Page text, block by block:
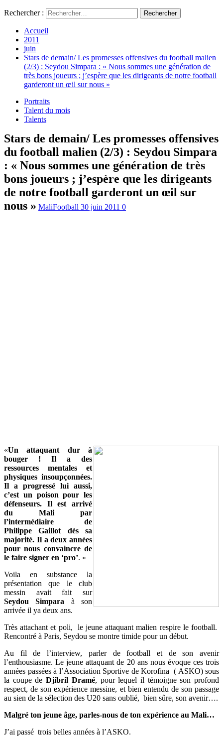
Rechercher :
Accueil
2011
juin
Stars de demain/ Les promesses offensives du football malien
(2/3) : Seydou Simpara : « Nous sommes une génération de
très bons joueurs ; j’espère que les dirigeants de notre football
garderont un œil sur nous »
Portraits
Talent du mois
Talents
Stars de demain/ Les promesses offensives
du football malien (2/3) : Seydou Simpara
: « Nous sommes une génération de très
bons joueurs ; j’espère que les dirigeants
de notre football garderont un œil sur
nous » MaliFootball 30 juin 2011 0
«Un attaquant dur à
bouger ! Il a des
ressources mentales et
physiques insoupçonnées.
Il a progressé lui aussi,
c’est un poison pour les
défenseurs. Il est arrivé
du Mali par
l’intermédiaire de
Philippe Gaillot dès sa
majorité. Il a deux années
pour nous convaincre de
le faire signer en ‘pro’. »
Voila en substance la
présentation que le club
messin avait fait sur
Seydou Simpara à son
arrivée il ya deux ans.
Très attachant et poli, le jeune attaquant malien respire le football.
Rencontré à Paris, Seydou se montre timide pour un début.
Au fil de l’interview, parler de football et de son avenir
l’enthousiasme. Le jeune attaquant de 20 ans nous évoque ces trois
années passées à l’Association Sportive de Korofina ( ASKO) sous
la coupe deDjibril Dramé, pour lequel il témoigne son profond
respect, de son expérience messine, et bien entendu de son passage
au sien de la sélection des U20 sans oublié, bien sûre, son avenir….
Malgré ton jeune âge, parles-nous de ton expérience au Mali…
J’ai passé trois belles années à l’ASKO.